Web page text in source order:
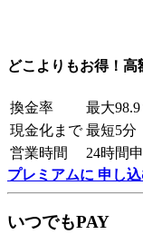
どこよりもお得！
換金率
最大98.9
現金化まで 最短5分
営業時間
24時間
プレミアムに 申し
いつでもPAY